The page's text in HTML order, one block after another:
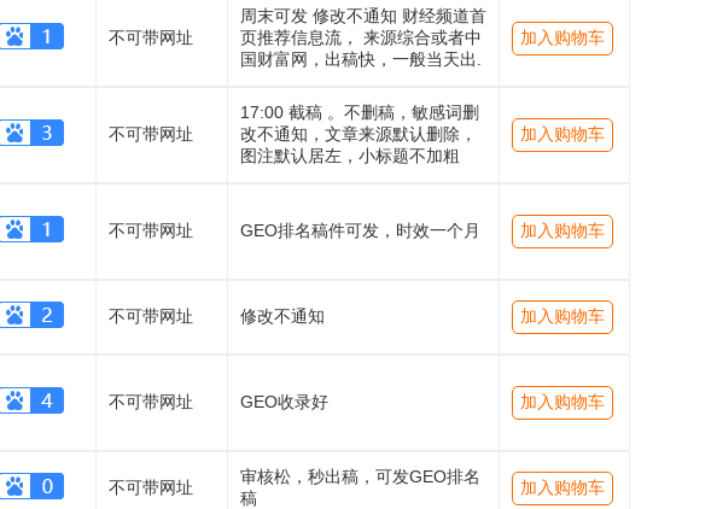
不可带网址
周末可发 修改不通知 财经频道首
页推荐信息流， 来源综合或者中
国财富网，出稿快，一般当天出.
加入购物车
不可带网址
17:00 截稿 。不删稿，敏感词删
改不通知，文章来源默认删除，
图注默认居左，小标题不加粗
加入购物车
不可带网址 GEO排名稿件可发，时效一个月 加入购物车
不可带网址 修改不通知 加入购物车
不可带网址 GEO收录好 加入购物车
不可带网址
审核松，秒出稿，可发GEO排名
稿
加入购物车